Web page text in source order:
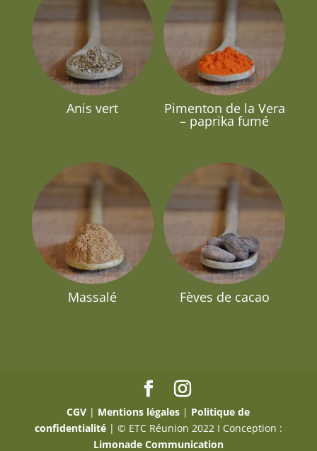
Anis vert Pimenton de la Vera
– paprika fumé
Massalé Fèves de cacao
CGV | Mentions légales | Politique de
confidentialité| © ETC Réunion 2022 I Conception :
Limonade Communication